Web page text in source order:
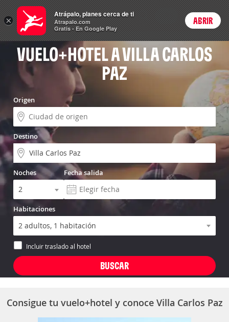
Vuelo+Hotel Precios enPeso
ARSCambiar moneda
Login
VUELO+HOTEL A VILLA CARLOS
PAZ
Origen
Destino
Noches Fecha salida
Habitaciones
Incluir traslado al hotel
Consigue tu vuelo+hotel y conoce Villa Carlos Paz
×
Atrápalo, planes cerca de ti
Atrapalo.com
Gratis - En Google Play
ABRIR